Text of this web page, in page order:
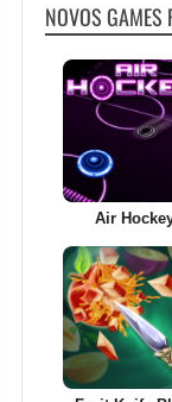
NOVOS GAMES
Air